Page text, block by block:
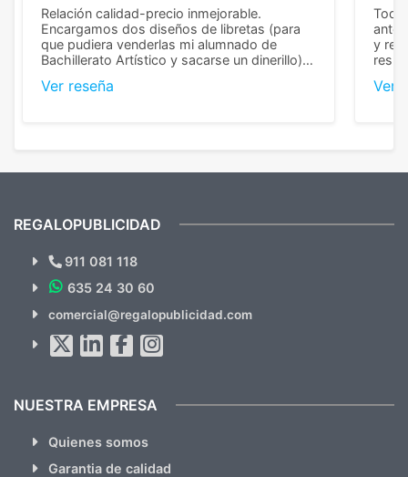
Relación calidad-precio inmejorable.
Encargamos dos diseños de libretas (para
que pudiera venderlas mi alumnado de
Bachillerato Artístico y sacarse un dinerillo) y
diferencia, con libretas de muy buena calidad
Ver reseña
Todo
y
Ver
¿Quieres ver nuestras últimas
Novedades y Ofertas?
hacemos Spam)
REGALOPUBLICIDAD
911 081 118
635 24 30 60
comercial@regalopublicidad.com
NUESTRA EMPRESA
Quienes somos
Garantia de calidad